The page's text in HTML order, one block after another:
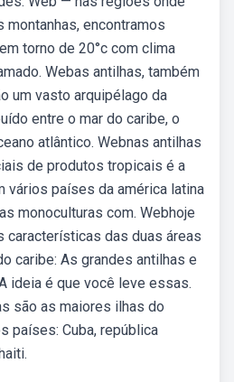
encontramos
torno de 20°c com clima
Webas antilhas, também
um vasto arquipélago da
entre o mar do caribe, o
atlântico. Webnas antilhas
de produtos tropicais é a
vários países da américa latina
monoculturas com. Webhoje
características das duas áreas
caribe: As grandes antilhas e
ideia é que você leve essas.
são as maiores ilhas do
países: Cuba, república